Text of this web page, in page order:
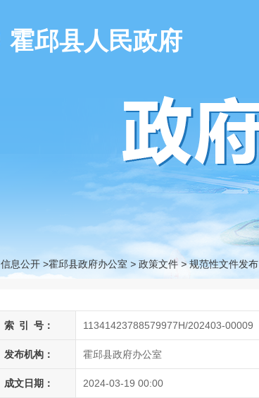
霍邱县人民政府
信息公开 >霍邱县政府办公室 > 政策文件 > 规范性文件发布
索 引 号： 11341423788579977H/202403-00009
发布机构： 霍邱县政府办公室
成文日期： 2024-03-19 00:00